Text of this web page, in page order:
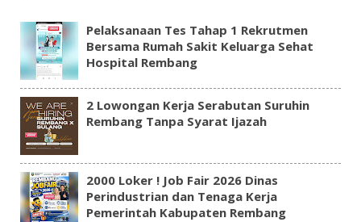
Pelaksanaan Tes Tahap 1 Rekrutmen
Bersama Rumah Sakit Keluarga Sehat
Hospital Rembang
2 Lowongan Kerja Serabutan Suruhin
Rembang Tanpa Syarat Ijazah
2000 Loker ! Job Fair 2026 Dinas
Perindustrian dan Tenaga Kerja
Pemerintah Kabupaten Rembang